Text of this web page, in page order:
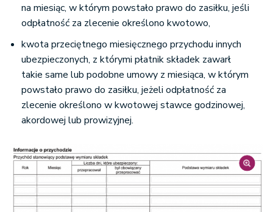
na miesiąc, w którym powstało prawo do zasiłku, jeśli
odpłatność za zlecenie określono kwotowo,
kwota przeciętnego miesięcznego przychodu innych
ubezpieczonych, z którymi płatnik składek zawarł
takie same lub podobne umowy z miesiąca, w którym
powstało prawo do zasiłku, jeżeli odpłatność za
zlecenie określono w kwotowej stawce godzinowej,
akordowej lub prowizyjnej.